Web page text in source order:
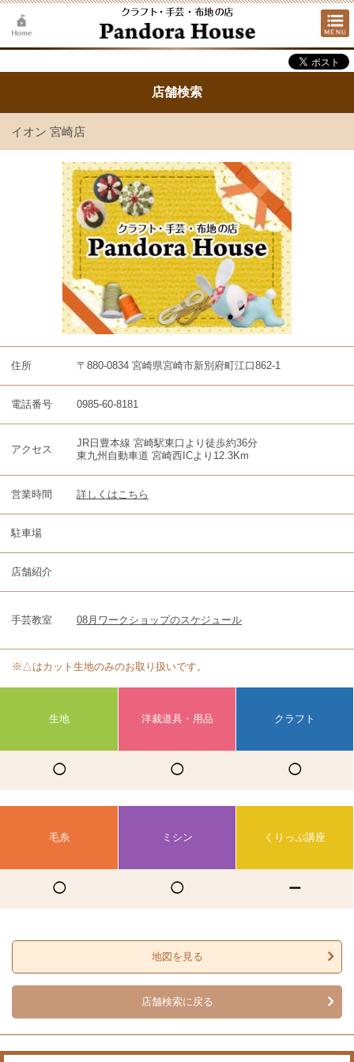
店舗検索
イオン 宮崎店
住所 〒880-0834 宮崎県宮崎市新別府町江口862-1
電話番号 0985-60-8181
アクセス
JR日豊本線 宮崎駅東口より徒歩約36分
東九州自動車道 宮崎西ICより12.3Km
営業時間 詳しくはこちら
駐車場
店舗紹介
手芸教室 08月ワークショップのスケジュール
※△はカット生地のみのお取り扱いです。
生地 洋裁道具・用品 クラフト
◯ ◯ ◯
毛糸 ミシン くりっぷ講座
◯ ◯ ー
地図を見る
店舗検索に戻る